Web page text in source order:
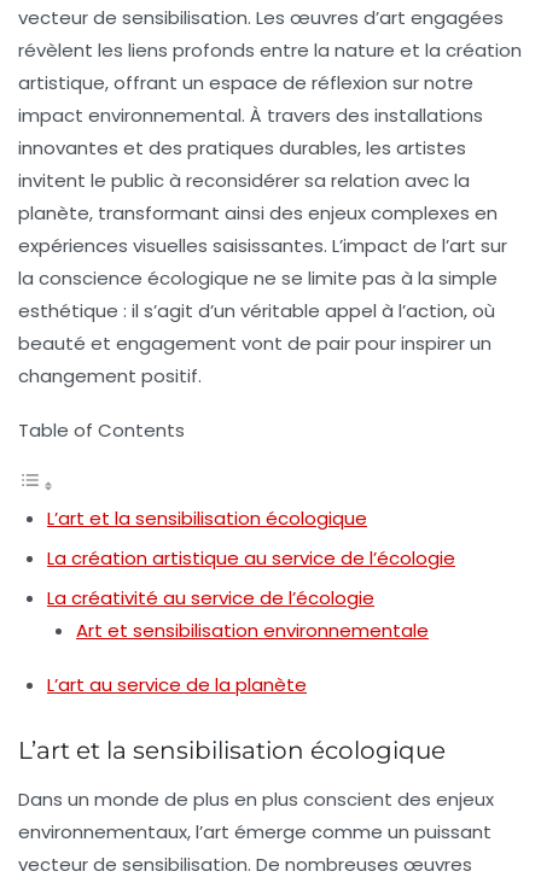
vecteur de sensibilisation. Les œuvres d’art engagées
révèlent les liens profonds entre la nature et la création
artistique, offrant un espace de réflexion sur notre
impact environnemental. À travers des installations
innovantes et des pratiques durables, les artistes
invitent le public à reconsidérer sa relation avec la
planète, transformant ainsi des enjeux complexes en
expériences visuelles saisissantes. L’impact de l’art sur
la conscience écologique ne se limite pas à la simple
esthétique : il s’agit d’un véritable appel à l’action, où
beauté et engagement vont de pair pour inspirer un
changement positif.
Table of Contents
L’art et la sensibilisation écologique
La création artistique au service de l’écologie
La créativité au service de l’écologie
Art et sensibilisation environnementale
L’art au service de la planète
L’art et la sensibilisation écologique
Dans un monde de plus en plus conscient des enjeux
environnementaux,l’art émerge comme un puissant
vecteur de sensibilisation. De nombreuses œuvres